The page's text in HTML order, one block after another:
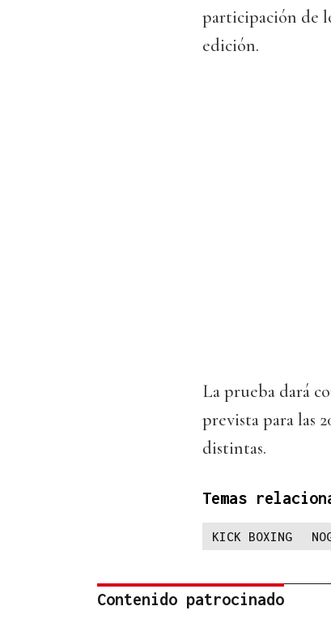
participación de
edición.
La prueba dará
prevista para las
distintas.
Temas
KICK BOXING
Contenido patrocinado